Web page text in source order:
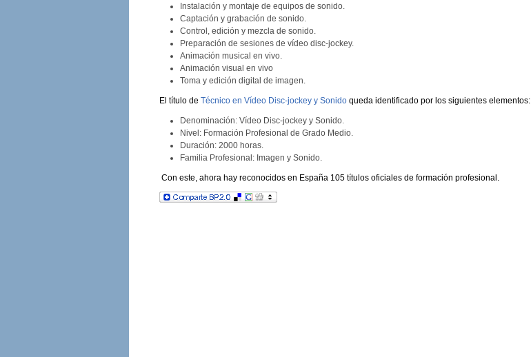
Instalación y montaje de equipos de sonido.
Captación y grabación de sonido.
Control, edición y mezcla de sonido.
Preparación de sesiones de vídeo disc-jockey.
Animación musical en vivo.
Animación visual en vivo
Toma y edición digital de imagen.
El título de Técnico en Vídeo Disc-jockey y Sonidoqueda identificado por los siguientes elementos:
Denominación: Vídeo Disc-jockey y Sonido.
Nivel: Formación Profesional de Grado Medio.
Duración: 2000 horas.
Familia Profesional: Imagen y Sonido.
Con este, ahora hay reconocidos en España 105 títulos oficiales de formación profesional.